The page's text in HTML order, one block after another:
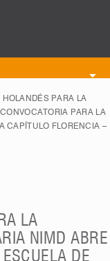
HOLANDÉS PARA LA
PARA LA
CAPÍTULO FLORENCIA –
LA
NIMD ABRE
DE